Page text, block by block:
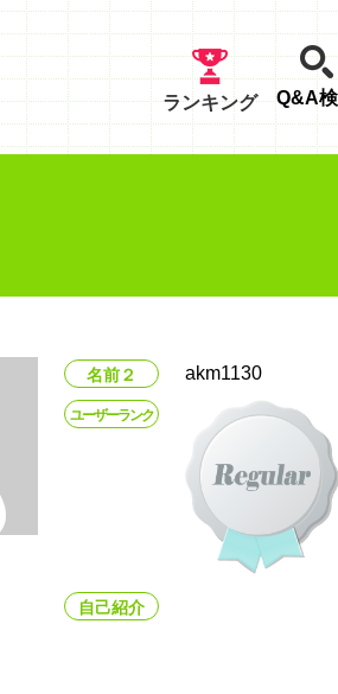
Q&A
ランキング
名前２ akm1130
ユーザーランク
自己紹介